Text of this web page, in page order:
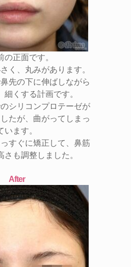
の正面です。
く、丸みがあります。
先の下に伸ばしながら
細くする計画です。
シリコンプロテーゼが
たが、曲がってしまっ
います。
すぐに矯正して、鼻筋
さも調整しました。
After